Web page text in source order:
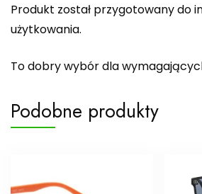
Produkt został przygotowany do
użytkowania.
To dobry wybór dla
Podobne produkty